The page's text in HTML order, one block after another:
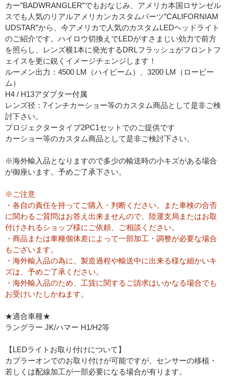
カー”BADWRANGLER”でもおなじみ、アメリカ本国ロサンゼル
スでも人気のリアルアメリカンカスタムパーツ”CALIFORNIAM
UDSTAR”から、今アメリカで人気のカスタムLEDヘッドライト
のご紹介です。ハイロウ切換えでLEDがすさまじい効力で前方
を照らし、レンズ横1本に発光するDRLフラッシュがフロントフ
ェイスを更に鋭くイメージチェンジします！
ルーメン出力：4500 LM（ハイビーム）、3200 LM（ロービー
ム）
H4 / H13アダプター付属
レンズ径：7インチカーショー等のカスタム商品として是非ご検
討下さい。
プロジェクタータイプ2PC1セットでのご提供です
カーショー等のカスタム商品として是非ご検討下さい。
※海外輸入品となりますので多少の輸送時の小キズがある場合
が御座います。予めご了承下さい。
※ご注意
・各自の責任を持ってご購入・判断ください。また車検の合否
に関わるご質問はお答え出来ませんので、陸運支局またはお取
付けされるショップ様にご依頼、ご相談ください。
・商品または車種個体差によって一部加工・調整が必要な場合
もございます。
・海外輸入品の為に、製造過程や輸送中に出来る様な細かいキ
ズは、予めご了承ください。
・海外輸入品のため、工賃に関するご請求はいかなる場合でも
お受けいたしかねます。
★適合車種★
ラングラー JK/ハマー H1/H2等
【LEDライトお取り付けについて】
カプラーオンでのお取り付けが可能ですが、センサーの移植・
若しくは配線加工が一部必要になる場合が有ります。